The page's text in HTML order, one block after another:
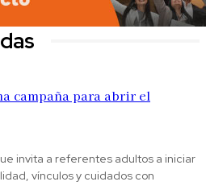
campaña para abrir el
invita a referentes adultos a iniciar
vínculos y cuidados con